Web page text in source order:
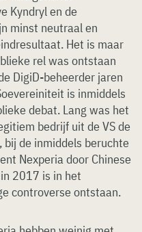
Kyndryl en de
minst neutraal en
Het is maar
rel was ontstaan
DigiD-beheerder jaren
is inmiddels
debat. Lang was het
bedrijf uit de VS de
de inmiddels beruchte
Nexperia door Chinese
2017 is in het
controverse ontstaan.